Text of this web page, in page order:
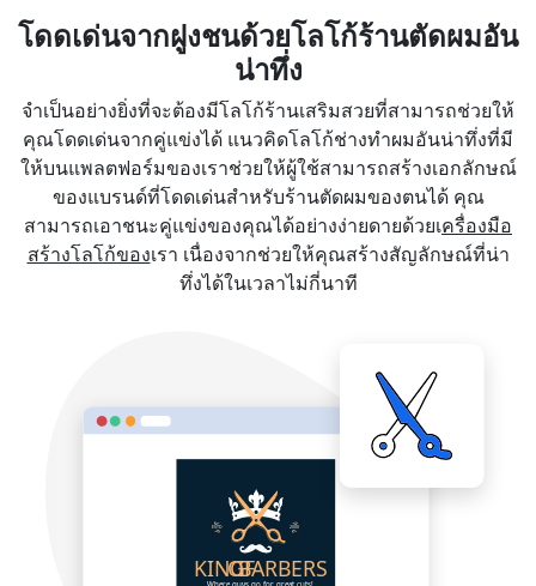
โดดเด่นจากฝูงชนด้วยโลโก้ร้านตัดผมอัน
น่าทึ่ง
จำเป็นอย่างยิ่งที่จะต้องมีโลโก้ร้านเสริมสวยที่สามารถช่วยให้
คุณโดดเด่นจากคู่แข่งได้ แนวคิดโลโก้ช่างทำผมอันน่าทึ่งที่มี
ให้บนแพลตฟอร์มของเราช่วยให้ผู้ใช้สามารถสร้างเอกลักษณ์
ของแบรนด์ที่โดดเด่นสำหรับร้านตัดผมของตนได้ คุณ
สามารถเอาชนะคู่แข่งของคุณได้อย่างง่ายดายด้วยเครื่องมือ
สร้างโลโก้ของเรา เนื่องจากช่วยให้คุณสร้างสัญลักษณ์ที่น่า
ทึ่งได้ในเวลาไม่กี่นาที